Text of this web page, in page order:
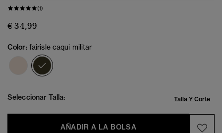
(1)
€ 34,99
Color: fairisle caqui militar
Seleccionar Talla: Talla Y Corte
AÑADIR A LA BOLSA